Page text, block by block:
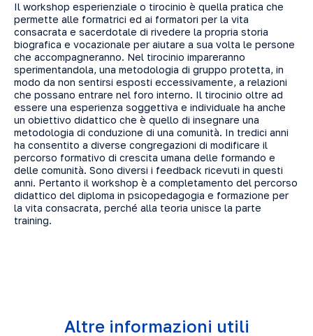
Il workshop esperienziale o tirocinio è quella pratica che
permette alle formatrici ed ai formatori per la vita
consacrata e sacerdotale di rivedere la propria storia
biografica e vocazionale per aiutare a sua volta le persone
che accompagneranno. Nel tirocinio impareranno
sperimentandola, una metodologia di gruppo protetta, in
modo da non sentirsi esposti eccessivamente, a relazioni
che possano entrare nel foro interno. Il tirocinio oltre ad
essere una esperienza soggettiva e individuale ha anche
un obiettivo didattico che è quello di insegnare una
metodologia di conduzione di una comunità. In tredici anni
ha consentito a diverse congregazioni di modificare il
percorso formativo di crescita umana delle formando e
delle comunità. Sono diversi i feedback ricevuti in questi
anni. Pertanto il workshop è a completamento del percorso
didattico del diploma in psicopedagogia e formazione per
la vita consacrata, perché alla teoria unisce la parte
training.
Altre informazioni utili